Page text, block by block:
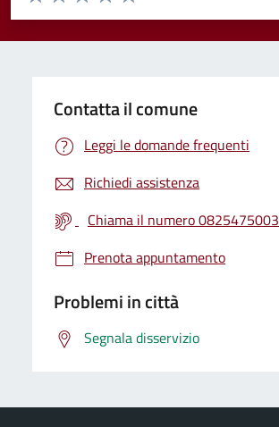
Valuta 5 stelle su 5
Valuta 4 stelle su 5
Valuta 3 stelle su 5
Valuta 2 stelle su 5
Valuta 1 stelle su 5
Contatta il comune
Leggi le domande frequenti
Richiedi assistenza
Chiama il numero 0825475003
Prenota appuntamento
Problemi in città
Segnala disservizio